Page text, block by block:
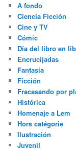
A fondo
Ciencia Ficción
Cine y TV
Cómic
Día del libro en
Encrucijadas
Fantasía
Ficción
Fracasando por
Histórica
Homenaje a Lem
Hors catégorie
Ilustración
Juvenil